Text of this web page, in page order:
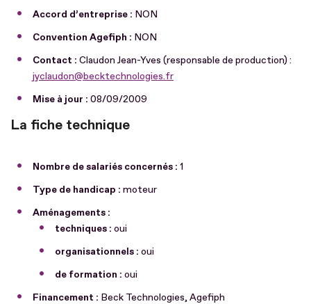
Accord d’entreprise : NON
Convention Agefiph : NON
Contact : Claudon Jean-Yves (responsable de production) :
jyclaudon@becktechnologies.fr
Mise à jour : 08/09/2009
La fiche technique
Nombre de salariés concernés : 1
Type de handicap : moteur
Aménagements :
techniques : oui
organisationnels : oui
de formation : oui
Financement : Beck Technologies, Agefiph